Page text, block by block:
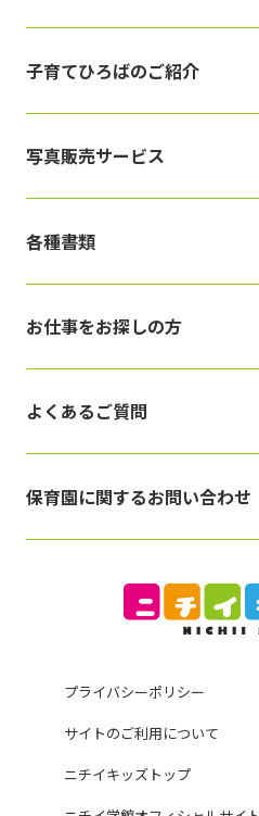
プライバシーポリシー
サイトのご利用について
ニチイキッズトップ
子育てひろばのご紹介
写真販売サービス
各種書類
お仕事をお探しの方
よくあるご質問
保育園に関するお問い合わせ